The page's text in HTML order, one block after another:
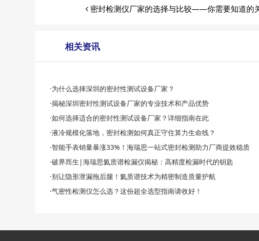
密封检测仪厂家的选择与比较——你需要知道的
相关资讯
·为什么选择深圳的密封性测试设备厂家？
·揭秘深圳密封性测试设备厂家的专业技术和产品优势
·如何选择适合的密封性测试设备厂家？详细指南在此
·液冷规模化落地，密封检测如何真正守住算力生命线？
·智能手表销量暴涨33%！海瑞思一站式密封检测助力厂商提效稳质
·破界而生|海瑞思氦质谱检漏仪揭秘：高精度检漏时代的钥匙
·别让隐形泄漏拖后腿！氦质谱技术为精密制造质量护航
·气密性检测仪怎么选？这份超全选型指南请收好！